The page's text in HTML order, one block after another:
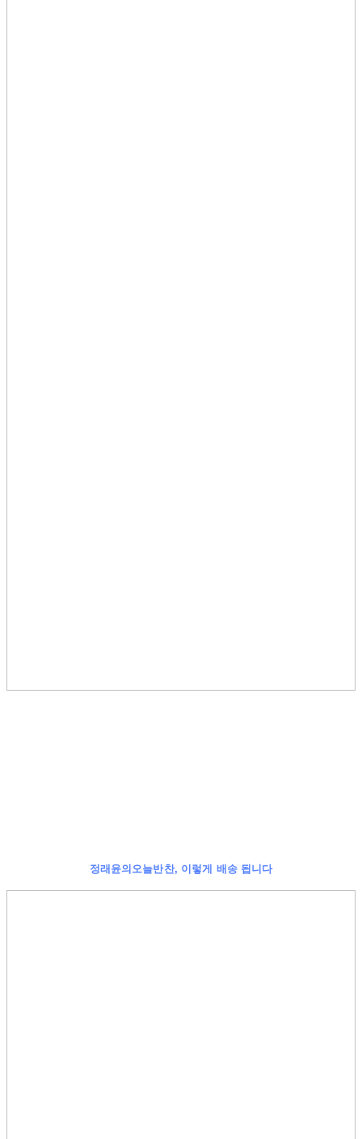
정래윤의오늘반찬, 이렇게 배송 됩니다